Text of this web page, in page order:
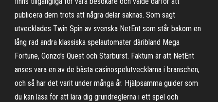
publicera dem trots att några delar saknas. Som sagt
utvecklades Twin Spin av svenska NetEnt som står bakom en
lång rad andra klassiska spelautomater däribland Mega
Fortune, Gonzo’s Quest och Starburst. Faktum är att NetEnt
anses vara en av de bästa casinospelutvecklarna i branschen,
och så har det varit under många år. Hjälpsamma guider som
du kan läsa för att lära dig grundreglerna i ett spel och